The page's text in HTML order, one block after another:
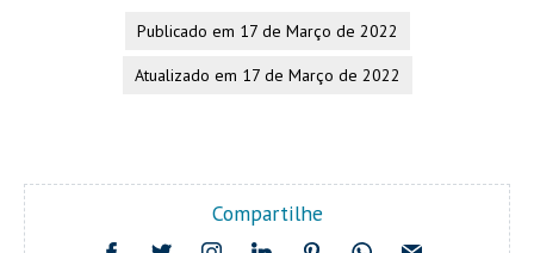
Publicado em 17 de Março de 2022
Atualizado em 17 de Março de 2022
Compartilhe